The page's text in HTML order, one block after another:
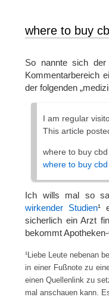
where to buy
So nannte sich
Kommentarbereich
der folgenden
I am regular
This article
where to buy
where to buy
Ich wills mal so
wirkender Studien¹
sicherlich ein Arzt
bekommt
¹Liebe Leute nebenan
in einer Fußnote zu
einen Quellenlink zu
mal anschauen kann.